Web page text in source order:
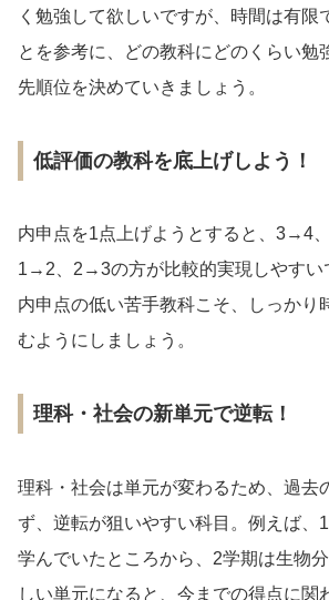
く勉強して欲しいですが、時間は有限
とを参考に、どの教科にどのくらい勉
先順位を決めていきましょう。
低評価の教科を底上げしよう！
内申点を1点上げようとすると、3→4
1→2、2→3の方が比較的実現しやすい
内申点の低い苦手教科こそ、しっかり
むようにしましょう。
理科・社会の新単元で逆転！
理科・社会は単元が変わるため、過去
ず、逆転が狙いやすい科目。例えば、
学んでいたところから、2学期は生物
しい単元になると、今までの得点に関